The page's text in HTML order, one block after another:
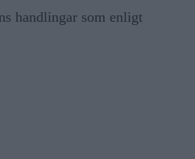
handlingar som enligt